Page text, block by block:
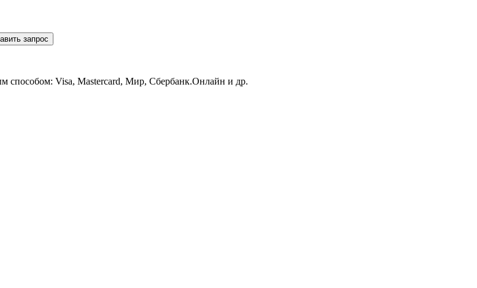
запрос
способом: Visa, Mastercard, Мир, Сбербанк.Онлайн и др.